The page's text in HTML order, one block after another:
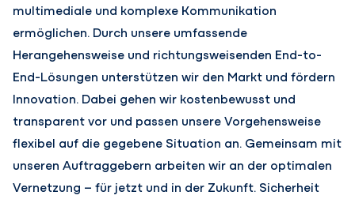
multimediale und komplexe Kommunikation
ermöglichen. Durch unsere umfassende
Herangehensweise und richtungsweisenden End-to-
End-Lösungen unterstützen wir den Markt und fördern
Innovation. Dabei gehen wir kostenbewusst und
transparent vor und passen unsere Vorgehensweise
flexibel auf die gegebene Situation an. Gemeinsam mit
unseren Auftraggebern arbeiten wir an der optimalen
Vernetzung – für jetzt und in der Zukunft. Sicherheit